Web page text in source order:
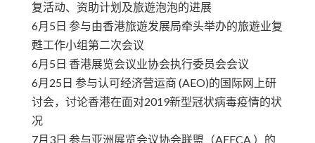
复活动、资助计划及旅遊泡泡的进展
6月5日 参与由香港旅遊发展局牵头举办的旅遊业复
甦工作小组第二次会议
6月5日 香港展览会议业协会执行委员会会议
6月25日 参与认可经济营运商 (AEO)的国际网上研
讨会，讨论香港在面对2019新型冠状病毒疫情的状
况
7月3日 参与亚洲展览会议协会联盟（AFECA ）的